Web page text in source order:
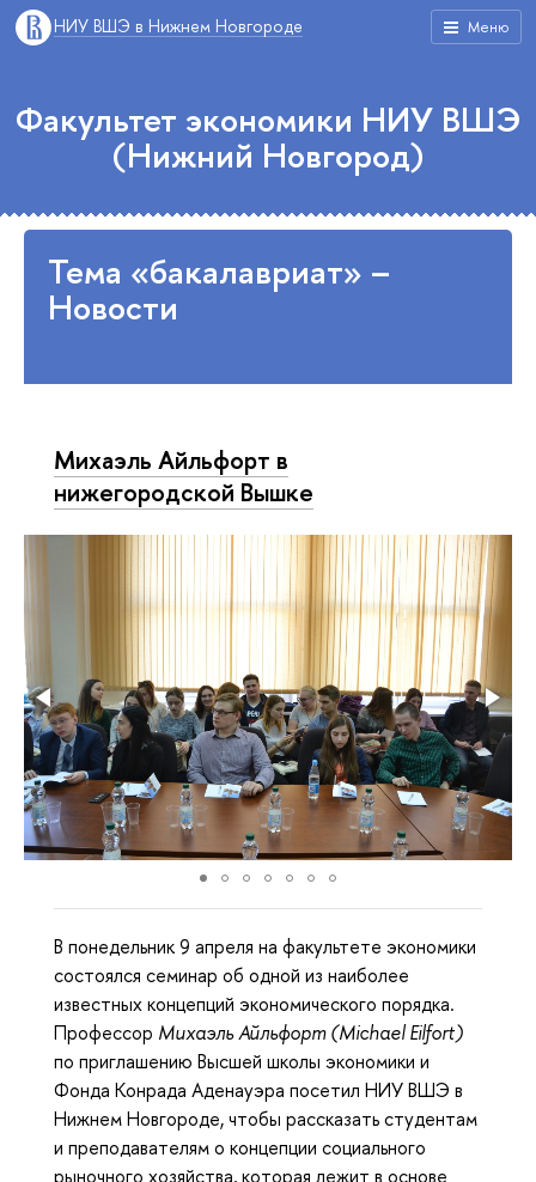
Меню
НИУ ВШЭ в Нижнем Новгороде
Факультет экономики НИУ ВШЭ
(Нижний Новгород)
Тема «бакалавриат» –
Новости
Михаэль Айльфорт в
нижегородской Вышке
В понедельник 9 апреля на факультете экономики
состоялся семинар об одной из наиболее
известных концепций экономического порядка.
Профессор Михаэль Айльфорт (Michael Eilfort)
по приглашению Высшей школы экономики и
Фонда Конрада Аденауэра посетил НИУ ВШЭ в
Нижнем Новгороде, чтобы рассказать студентам
и преподавателям о концепции социального
рыночного хозяйства, которая лежит в основе